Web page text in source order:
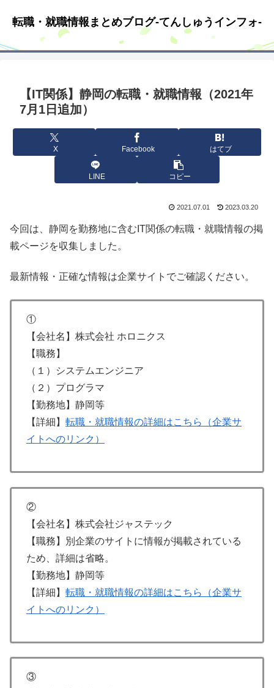
転職・就職情報まとめブログ-てんしゅうインフォ-
【IT関係】静岡の転職・就職情報（2021年
7月1日追加）
X Facebook はてブ
LINE コピー
2021.07.01 2023.03.20
今回は、静岡を勤務地に含むIT関係の転職・就職情報の掲
載ページを収集しました。
最新情報・正確な情報は企業サイトでご確認ください。
①
【会社名】株式会社 ホロニクス
【職務】
（１）システムエンジニア
（２）プログラマ
【勤務地】静岡等
【詳細】 転職・就職情報の詳細はこちら（企業サ
イトへのリンク）
②
【会社名】株式会社ジャステック
【職務】別企業のサイトに情報が掲載されている
ため、詳細は省略。
【勤務地】静岡等
【詳細】 転職・就職情報の詳細はこちら（企業サ
イトへのリンク）
③